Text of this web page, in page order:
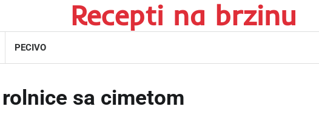
Recepti na brzinu
PECIVO
sa cimetom